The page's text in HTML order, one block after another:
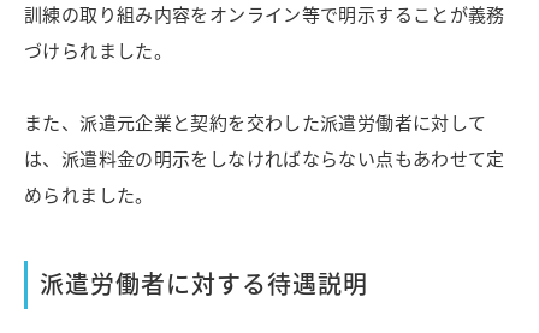
訓練の取り組み内容をオンライン等で明示することが義務
づけられました。
また、派遣元企業と契約を交わした派遣労働者に対して
は、派遣料金の明示をしなければならない点もあわせて定
められました。
派遣労働者に対する待遇説明